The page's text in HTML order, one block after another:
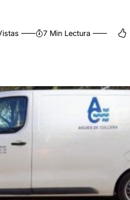
7 Min Lectura